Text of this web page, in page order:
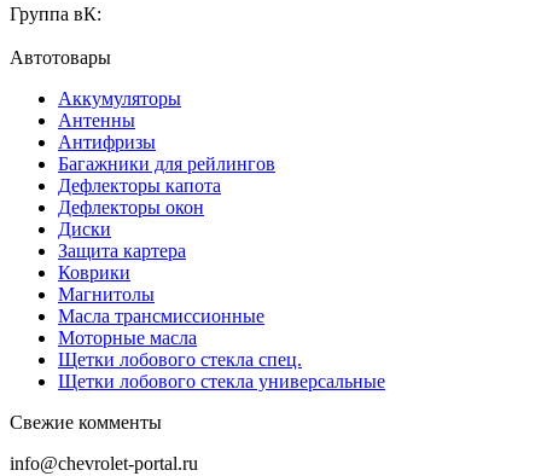
Группа вК:
Автотовары
Аккумуляторы
Антенны
Антифризы
Багажники для рейлингов
Дефлекторы капота
Дефлекторы окон
Диски
Защита картера
Коврики
Магнитолы
Масла трансмиссионные
Моторные масла
Щетки лобового стекла спец.
Щетки лобового стекла универсальные
Свежие комменты
info@chevrolet-portal.ru